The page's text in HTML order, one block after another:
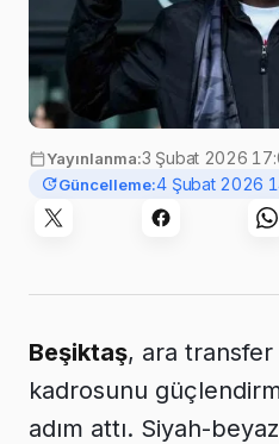
Yayınlanma:3 Şubat 2026
Güncelleme:4 Şubat 2026
Beşiktaş, ara
kadrosunu
adım attı. Siyah-